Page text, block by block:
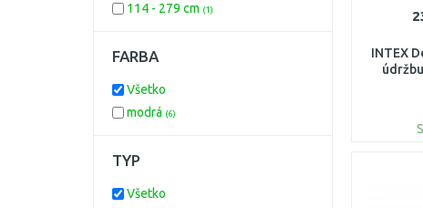
INTEX
114 - 279 cm (1)
FARBA
Všetko
modrá (6)
TYP
Všetko